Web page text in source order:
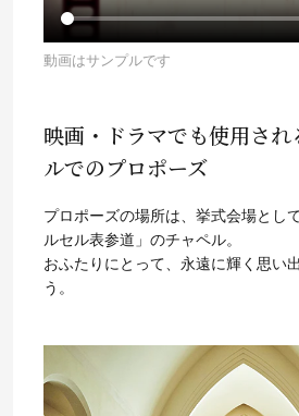
動画はサンプルです
映画・ドラマでも使用され
ルでのプロポーズ
プロポーズの場所は、挙式会場とし
ルセル表参道」のチャペル。
おふたりにとって、永遠に輝く思い
う。